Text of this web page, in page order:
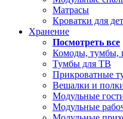
Матрасы
Кроватки для
Хранение
Посмотреть все
Комоды, тумбы,
Тумбы для ТВ
Прикроватные
Вешалки и
Модульные
Модульные